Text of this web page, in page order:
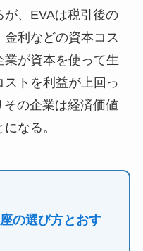
が、EVAは税引後の
利などの資本コス
業が資本を使って生
トを利益が上回っ
の企業は経済価値
なる。
の選び方とおす